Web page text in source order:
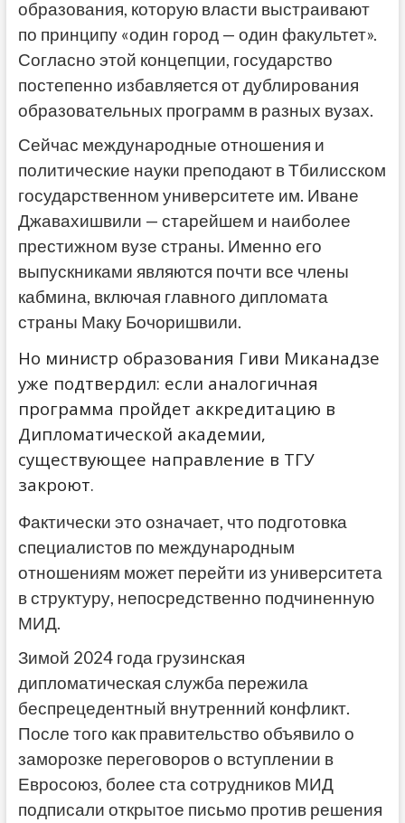
образования, которую власти выстраивают
по принципу «один город — один факультет».
Согласно этой концепции, государство
постепенно избавляется от дублирования
образовательных программ в разных вузах.
Сейчас международные отношения и
политические науки преподают в Тбилисском
государственном университете им. Иване
Джавахишвили — старейшем и наиболее
престижном вузе страны. Именно его
выпускниками являются почти все члены
кабмина, включая главного дипломата
страны Маку Бочоришвили.
Но министр образования Гиви Миканадзе
уже подтвердил: если аналогичная
программа пройдет аккредитацию в
Дипломатической академии,
существующее направление в ТГУ
закроют.
Фактически это означает, что подготовка
специалистов по международным
отношениям может перейти из университета
в структуру, непосредственно подчиненную
МИД.
Зимой 2024 года грузинская
дипломатическая служба пережила
беспрецедентный внутренний конфликт.
После того как правительство объявило о
заморозке переговоров о вступлении в
Евросоюз, более ста сотрудников МИД
подписали открытое письмо против решения